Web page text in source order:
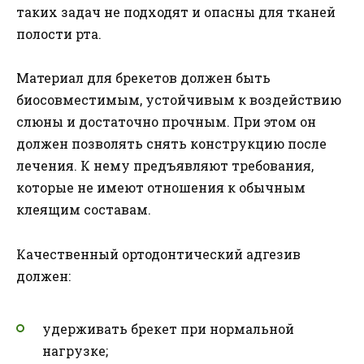
таких задач не подходят и опасны для тканей
полости рта.
Материал для брекетов должен быть
биосовместимым, устойчивым к воздействию
слюны и достаточно прочным. При этом он
должен позволять снять конструкцию после
лечения. К нему предъявляют требования,
которые не имеют отношения к обычным
клеящим составам.
Качественный ортодонтический адгезив
должен:
удерживать брекет при нормальной
нагрузке;